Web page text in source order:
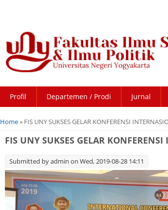
Profil Departemen / Prodi Jurnal
You are here
Home» FIS UNY SUKSES GELAR KONFERENSI
FIS UNY SUKSES GELAR
Submitted byadmin on Wed, 2019-08-28 14:11